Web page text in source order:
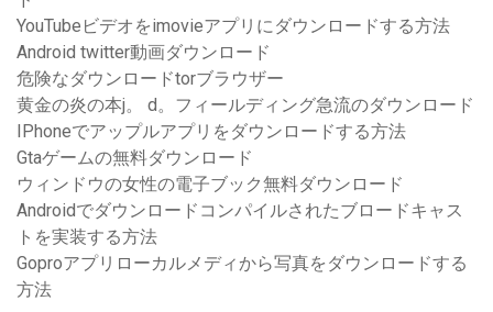
YouTubeビデオをimovieアプリにダウンロードする方法
Android twitter動画ダウンロード
危険なダウンロードtorブラウザー
黄金の炎の本j。 d。フィールディング急流のダウンロード
IPhoneでアップルアプリをダウンロードする方法
Gtaゲームの無料ダウンロード
ウィンドウの女性の電子ブック無料ダウンロード
Androidでダウンロードコンパイルされたブロードキャス
トを実装する方法
Goproアプリローカルメディから写真をダウンロードする
方法